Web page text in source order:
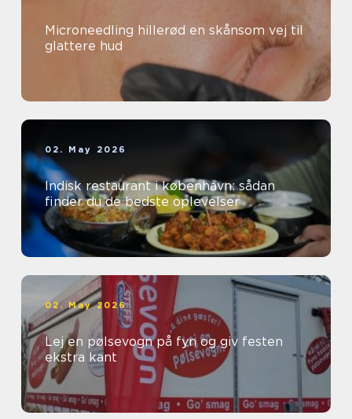
Microneedling hillerød en skånsom vej til
glattere hud
02. May 2026
Indisk restaurant i københavn: sådan
finder du de bedste oplevelser
02. May 2026
Lej en pølsevogn på fyn og giv festen
ekstra kant